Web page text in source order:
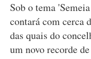
Sob o tema
contará com cerca
das quais do
um novo recorde